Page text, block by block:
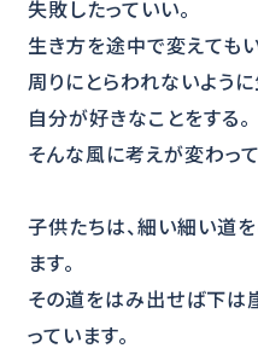
失敗したっていい。
生き方を途中で変えてもい
周りにとらわれないように
自分が好きなことをする。
そんな風に考えが変わって
子供たちは、細い細い道
ます。
その道をはみ出せば下は
っています。